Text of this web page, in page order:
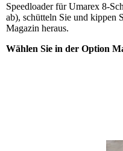
Speedloader für Umarex 8-
ab), schütteln Sie und kippen
Magazin heraus.
Wählen Sie in der Option